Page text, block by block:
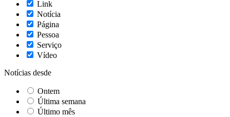
Link
Notícia
Página
Pessoa
Serviço
Vídeo
Notícias desde
Ontem
Última semana
Último mês